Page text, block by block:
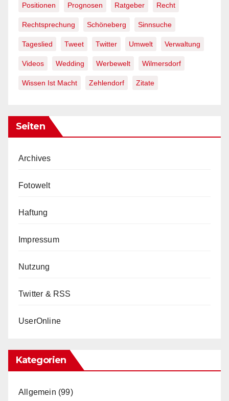
Positionen Prognosen Ratgeber Recht
Rechtsprechung Schöneberg Sinnsuche
Tageslied Tweet Twitter Umwelt Verwaltung
Videos Wedding Werbewelt Wilmersdorf
Wissen Ist Macht Zehlendorf Zitate
Seiten
Archives
Fotowelt
Haftung
Impressum
Nutzung
Twitter & RSS
UserOnline
Kategorien
Allgemein (99)